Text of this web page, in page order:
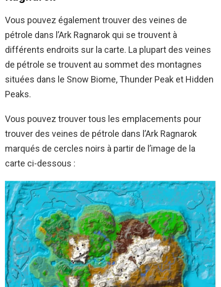
Vous pouvez également trouver des veines de
pétrole dans l’Ark Ragnarok qui se trouvent à
différents endroits sur la carte. La plupart des veines
de pétrole se trouvent au sommet des montagnes
situées dans le Snow Biome, Thunder Peak et Hidden
Peaks.
Vous pouvez trouver tous les emplacements pour
trouver des veines de pétrole dans l’Ark Ragnarok
marqués de cercles noirs à partir de l’image de la
carte ci-dessous :